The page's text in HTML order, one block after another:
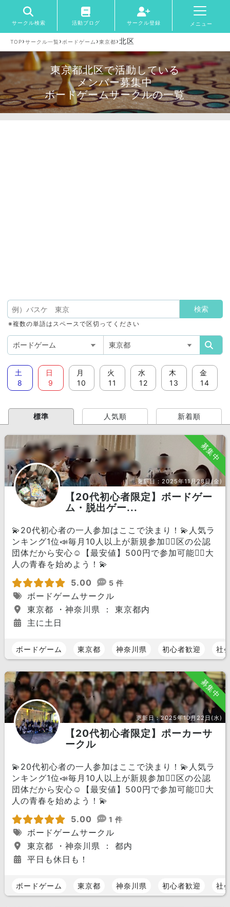
サークル検索 活動ブログ サークル登録 メニュー
TOP›サークル一覧 › ボードゲーム ›東京都›北区
東京都北区で活動している
メンバー募集中
ボードゲームサークルの一覧
※複数の単語はスペースで区切ってください
土
8
日
9
月
10
火
11
水
12
木
13
金
14
標準 人気順 新着順
募集中
更新日：2025年11月28日(金)
【20代初心者限定】ボードゲー
ム・脱出ゲー...
💫20代初心者の一人参加はここで決まり！💫人気ラ
ンキング1位📣毎月10人以上が新規参加🏃‍♀️区の公認
団体だから安心☺️【最安値】500円で参加可能🙆‍♀️大
人の青春を始めよう！💫
5.00
5 件
ボードゲームサークル
東京都 ・神奈川県 ： 東京都内
主に土日
ボードゲーム 東京都 神奈川県 初心者歓迎 社
募集中
更新日：2025年10月22日(水)
【20代初心者限定】ポーカーサ
ークル
💫20代初心者の一人参加はここで決まり！💫人気ラ
ンキング1位📣毎月10人以上が新規参加🏃‍♀️区の公認
団体だから安心☺️【最安値】500円で参加可能🙆‍♀️大
人の青春を始めよう！💫
5.00
1 件
ボードゲームサークル
東京都 ・神奈川県 ： 都内
平日も休日も！
ボードゲーム 東京都 神奈川県 初心者歓迎 社